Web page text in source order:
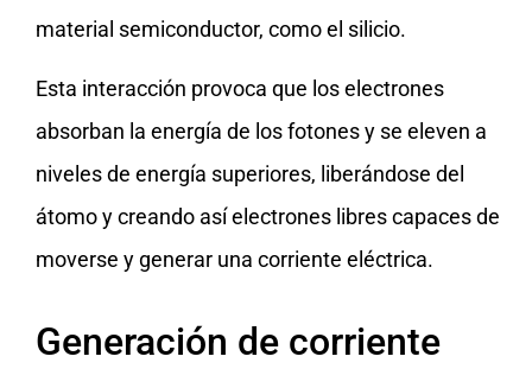
material semiconductor, como el silicio.
Esta interacción provoca que los electrones
absorban la energía de los fotones y se eleven a
niveles de energía superiores, liberándose del
átomo y creando así electrones libres capaces de
moverse y generar una corriente eléctrica.
Generación de corriente